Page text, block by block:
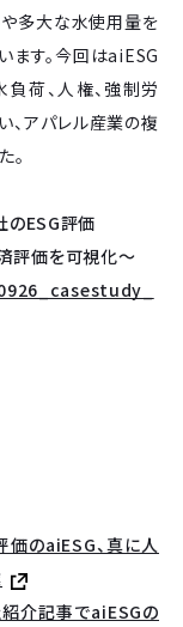
多大な水使用量を
す。今回はaiESG
荷、人権、強制労
、アパレル産業の複
。
のESG評価
評価を可視化〜
のaiESG、真に人
介記事でaiESGの